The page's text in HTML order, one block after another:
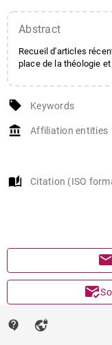
Abstract
Recueil d'articles
place de la théologie
local_offer Keywords
account_balance Affiliation entities
auto_stories Citation (ISO
mail
mark_email_read
contact_support vpn_lock